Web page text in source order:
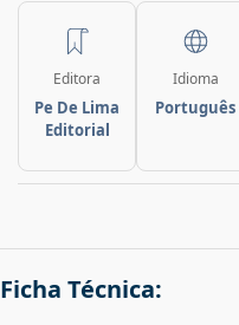
Editora
Pe De Lima
Editorial
Idioma
Português
Ficha Técnica: